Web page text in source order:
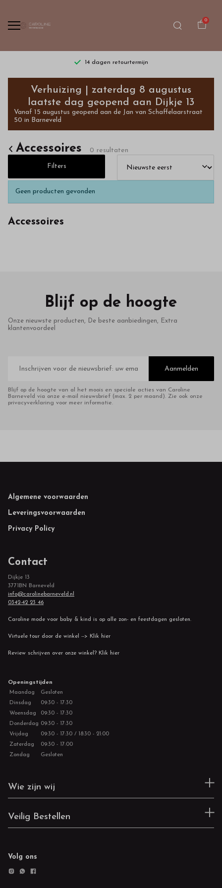
0
14 dagen retourtermijn
Accessoires
Bestel
kinderkleding
hoge
kwaliteit
in
Verhuizing | zaterdag 8 augustus
laatste dag geopend aan Dijkje 13
Vanaf 15 augustus geopend aan de Jan van Schaffelaarstraat
50 in Barneveld
Accessoires 0 resultaten
Filters
Geen producten gevonden
Accessoires
Blijf op de hoogte
Onze nieuwste producten, De beste aanbiedingen, Extra
klantenvoordeel
mailadres
Aanmelden
Blijf op de hoogte van al het moois en speciale acties van Caroline
Barneveld via onze e-mail nieuwsbrief (max. 2 per maand). Zie ook onze
privacyverklaring voor meer informatie.
Footer
Algemene voorwaarden
Leveringsvoorwaarden
Privacy Policy
Contact
Dijkje 13
3771BN Barneveld
info@carolinebarneveld.nl
0342-42 23 46
Caroline mode voor baby & kind is op alle zon- en feestdagen gesloten.
Virtuele tour door de winkel --> Klik hier
Review schrijven over onze winkel? Klik hier
Openingstijden
Maandag
Gesloten
Dinsdag
09:30 - 17:30
Woensdag
09:30 - 17:30
Donderdag 09:30 - 17:30
Vrijdag
09:30 - 17:30 / 18:30 - 21:00
Zaterdag
09:30 - 17:00
Zondag
Gesloten
Wie zijn wij
Veilig Bestellen
Volg ons